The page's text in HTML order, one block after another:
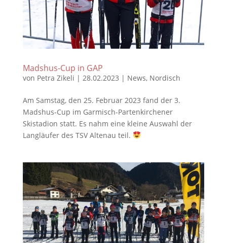
Madshus-Cup in GAP
von Petra Zikeli | 28.02.2023 | News, Nordisch
Am Samstag, den 25. Februar 2023 fand der 3.
Madshus-Cup im Garmisch-Partenkirchener
Skistadion statt. Es nahm eine kleine Auswahl der
Langläufer des TSV Altenau teil.